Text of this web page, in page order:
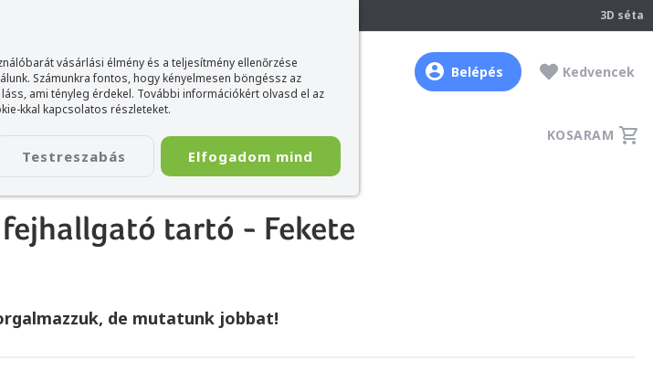
vásárlási élmény és a teljesítmény ellenőrzése
Számunkra fontos, hogy kényelmesen böngéssz az
ami tényleg érdekel. További információkért olvasd el az
kkal kapcsolatos részleteket.
Testreszabás Elfogadom mind
3D séta
Belépés Kedvencek
KAPCSOLAT KOSARAM
fejhallgató tartó - Fekete
de mutatunk jobbat!